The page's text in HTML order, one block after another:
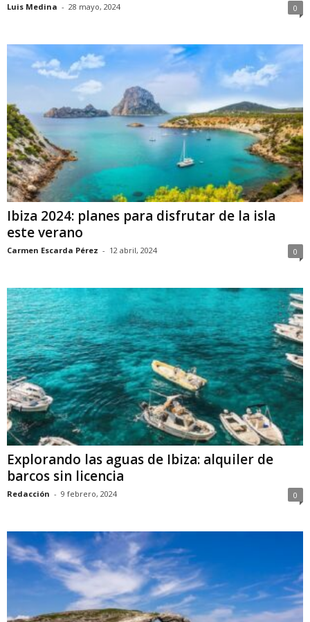
Luis Medina - 28 mayo, 2024 0
Ibiza 2024: planes para disfrutar de la isla
este verano
Carmen Escarda Pérez - 12 abril, 2024 0
Explorando las aguas de Ibiza: alquiler de
barcos sin licencia
Redacción - 9 febrero, 2024 0